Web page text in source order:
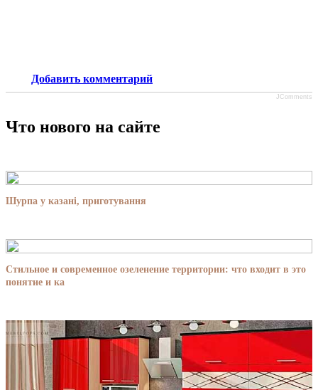
Добавить комментарий
JComments
Что нового на сайте
Шурпа у казані, приготування
Стильное и современное озеленение территории: что входит в это
понятие и ка